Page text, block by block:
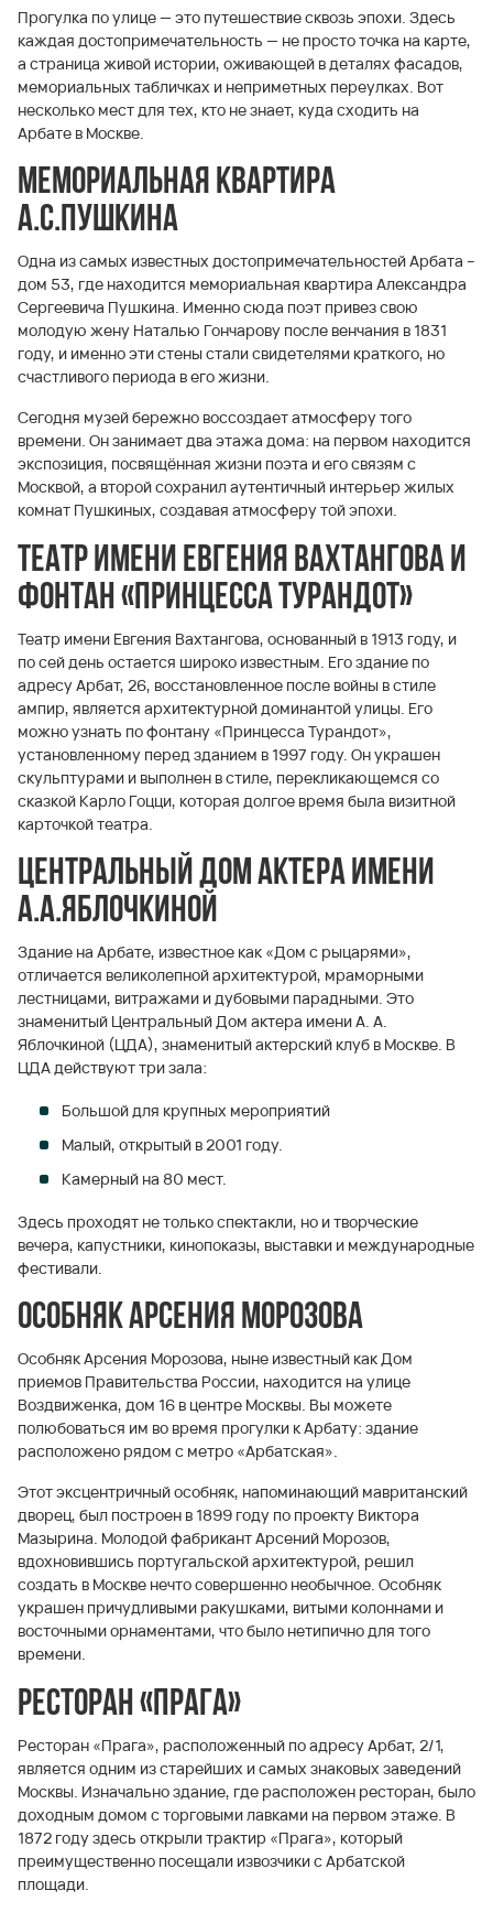
Прогулка по улице — это путешествие сквозь эпохи. Здесь
каждая достопримечательность — не просто точка на карте,
а страница живой истории, оживающей в деталях фасадов,
мемориальных табличках и неприметных переулках. Вот
несколько мест для тех, кто не знает, куда сходить на
Арбате в Москве.
Мемориальная квартира
А.С.Пушкина
Одна из самых известных достопримечательностей Арбата –
дом 53, где находится мемориальная квартира Александра
Сергеевича Пушкина. Именно сюда поэт привез свою
молодую жену Наталью Гончарову после венчания в 1831
году, и именно эти стены стали свидетелями краткого, но
счастливого периода в его жизни.
Сегодня музей бережно воссоздает атмосферу того
времени. Он занимает два этажа дома: на первом находится
экспозиция, посвящённая жизни поэта и его связям с
Москвой, а второй сохранил аутентичный интерьер жилых
комнат Пушкиных, создавая атмосферу той эпохи.
Театр имени Евгения Вахтангова и
фонтан «Принцесса Турандот»
Театр имени Евгения Вахтангова, основанный в 1913 году, и
по сей день остается широко известным. Его здание по
адресу Арбат, 26, восстановленное после войны в стиле
ампир, является архитектурной доминантой улицы. Его
можно узнать по фонтану «Принцесса Турандот»,
установленному перед зданием в 1997 году. Он украшен
скульптурами и выполнен в стиле, перекликающемся со
сказкой Карло Гоцци, которая долгое время была визитной
карточкой театра.
Центральный Дом актера имени
А.А.Яблочкиной
Здание на Арбате, известное как «Дом с рыцарями»,
отличается великолепной архитектурой, мраморными
лестницами, витражами и дубовыми парадными. Это
знаменитый Центральный Дом актера имени А. А.
Яблочкиной (ЦДА), знаменитый актерский клуб в Москве. В
ЦДА действуют три зала:
Большой для крупных мероприятий
Малый, открытый в 2001 году.
Камерный на 80 мест.
Здесь проходят не только спектакли, но и творческие
вечера, капустники, кинопоказы, выставки и международные
фестивали.
Особняк Арсения Морозова
Особняк Арсения Морозова, ныне известный как Дом
приемов Правительства России, находится на улице
Воздвиженка, дом 16 в центре Москвы. Вы можете
полюбоваться им во время прогулки к Арбату: здание
расположено рядом с метро «Арбатская».
Этот эксцентричный особняк, напоминающий мавританский
дворец, был построен в 1899 году по проекту Виктора
Мазырина. Молодой фабрикант Арсений Морозов,
вдохновившись португальской архитектурой, решил
создать в Москве нечто совершенно необычное. Особняк
украшен причудливыми ракушками, витыми колоннами и
восточными орнаментами, что было нетипично для того
времени.
Ресторан «Прага»
Ресторан «Прага», расположенный по адресу Арбат, 2/1,
является одним из старейших и самых знаковых заведений
Москвы. Изначально здание, где расположен ресторан, было
доходным домом с торговыми лавками на первом этаже. В
1872 году здесь открыли трактир «Прага», который
преимущественно посещали извозчики с Арбатской
площади.